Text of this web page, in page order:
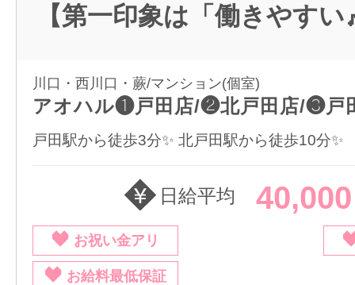
【第一印象は「働きやす
川口・西川口・蕨/マンション(個室)
アオハル❶戸田店/❷北戸田店/❸戸
戸田駅から徒歩3分✨ 北戸田駅から徒歩10分✨
日給平均
お祝い金アリ
お給料最低保証